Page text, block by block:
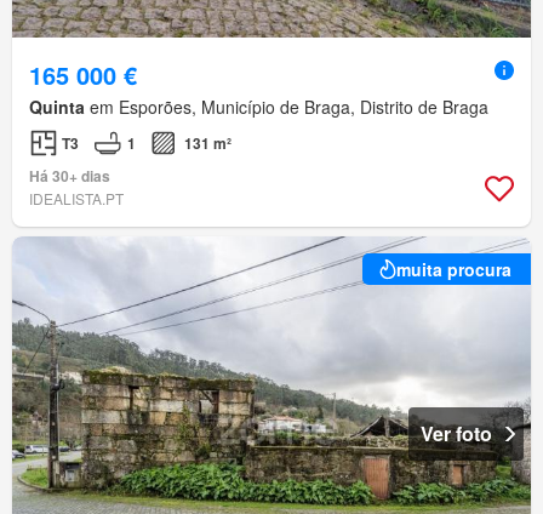
165 000 €
Quinta em Esporões, Município de Braga, Distrito de Braga
T3 1
131 m²
Há 30+ dias
IDEALISTA.PT
muita procura
Ver foto